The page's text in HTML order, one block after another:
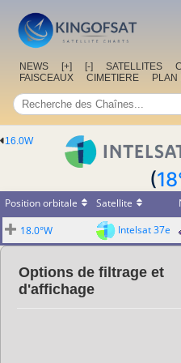
NEWS [+] [-] SATELLITES
FAISCEAUX
CIMETIERE PLAN
16.0W
(
Position orbitale Satellite
18.0°W
Intelsat 37e
Options de filtrage et
d'affichage